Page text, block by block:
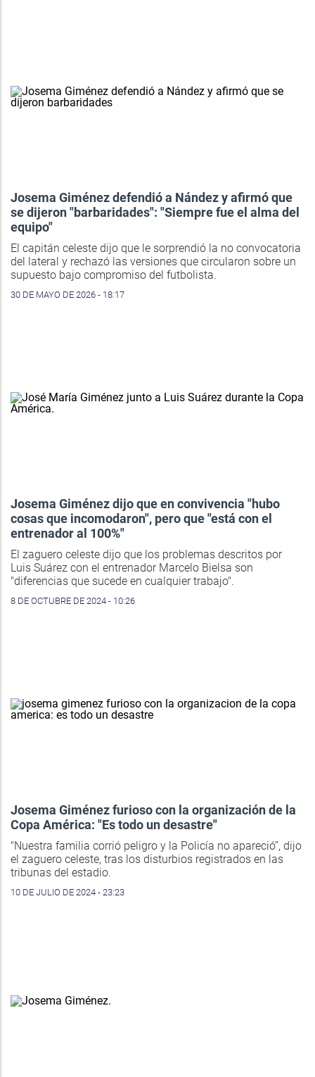
Josema Giménez defendió a Nández y afirmó que
se dijeron "barbaridades": "Siempre fue el alma del
equipo"
El capitán celeste dijo que le sorprendió la no convocatoria
del lateral y rechazó las versiones que circularon sobre un
supuesto bajo compromiso del futbolista.
30 DE MAYO DE 2026 - 18:17
Josema Giménez dijo que en convivencia "hubo
cosas que incomodaron", pero que "está con el
entrenador al 100%"
El zaguero celeste dijo que los problemas descritos por
Luis Suárez con el entrenador Marcelo Bielsa son
"diferencias que sucede en cualquier trabajo".
8 DE OCTUBRE DE 2024 - 10:26
Josema Giménez furioso con la organización de la
Copa América: "Es todo un desastre"
"Nuestra familia corrió peligro y la Policía no apareció”, dijo
el zaguero celeste, tras los disturbios registrados en las
tribunas del estadio.
10 DE JULIO DE 2024 - 23:23